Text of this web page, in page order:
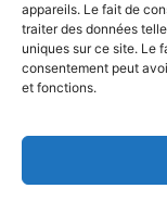
appareils. Le fait de
traiter des données
uniques sur ce site. Le
consentement peut
et fonctions.
Accueil